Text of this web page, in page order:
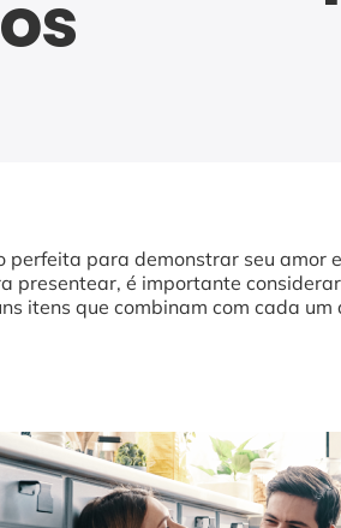
perfeita para demonstrar seu amor
presentear, é importante
itens que combinam com cada